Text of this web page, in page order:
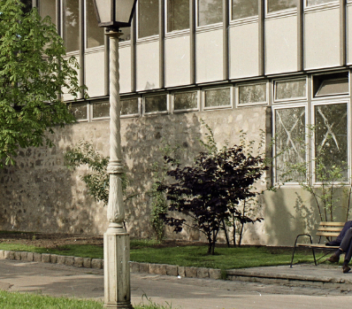
Budapest VIII.
út 68., balra a Leonardo da Vinci utca.
1972